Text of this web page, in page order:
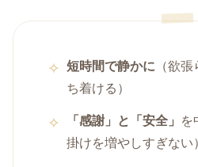
短時間で静かに （欲
ち着ける）
「感謝」と「安全」
を
掛けを増やしすぎない